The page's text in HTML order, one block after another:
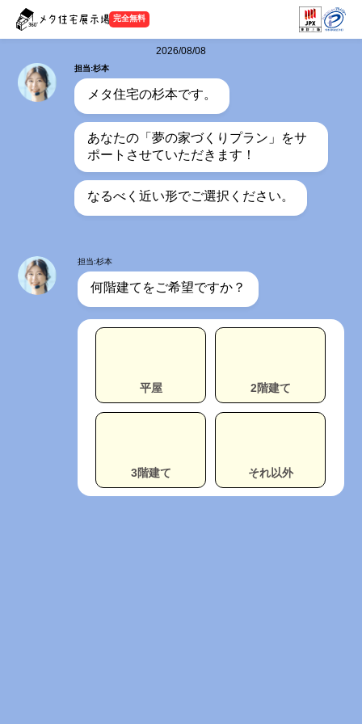
完全無料
2026/08/08
担当:杉本
メタ住宅の杉本です。
あなたの「夢の家づくりプラン」をサ
ポートさせていただきます！
なるべく近い形でご選択ください。
担当:杉本
何階建てをご希望ですか？
平屋 2階建て
3階建て それ以外